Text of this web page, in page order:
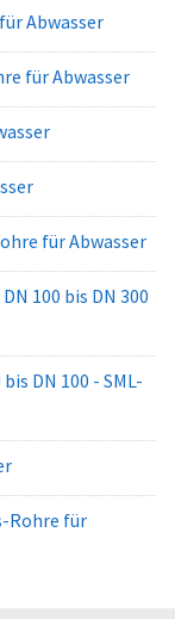
Abwasser
für Abwasser
für Abwasser
100 bis DN 300
DN 100 - SML-
Rohre für